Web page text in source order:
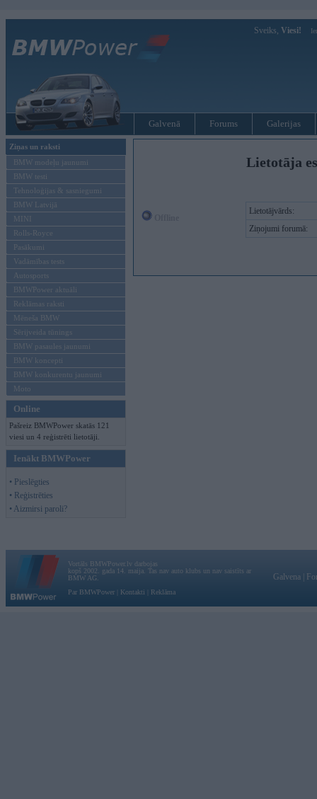
Sveiks, Viesi!
Galvenā Forums Galerijas
Ziņas un raksti
BMW modeļu jaunumi
BMW testi
Tehnoloģijas & sasniegumi
BMW Latvijā
MINI
Rolls-Royce
Pasākumi
Vadāmības tests
Autosports
BMWPower aktuāli
Reklāmas raksti
Mēneša BMW
Sērijveida tūnings
BMW pasaules jaunumi
BMW koncepti
BMW konkurentu jaunumi
Moto
Online
Pašreiz BMWPower skatās 121
viesi un 4 reģistrēti lietotāji.
Ienākt BMWPower
• Pieslēgties
• Reģistrēties
• Aizmirsi paroli?
Lietotāja
Lietotājvārds:
Ziņojumi forumā:
Vortāls BMWPower.lv darbojas
kopš 2002. gada 14. maija. Tas nav auto klubs un nav saistīts ar
BMW AG.
Par BMWPower
Kontakti Reklāma
Galvena